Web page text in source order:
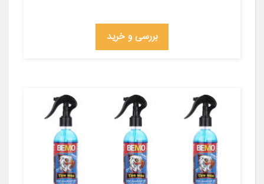
بررسی و خرید